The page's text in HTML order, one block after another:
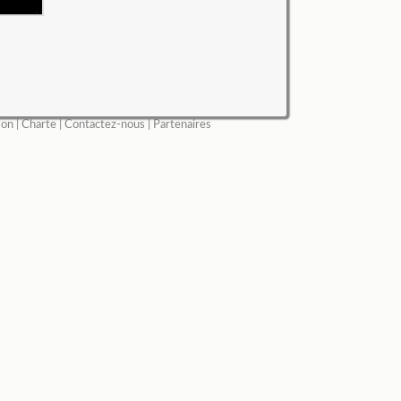
| Charte| Contactez-nous Partenaires